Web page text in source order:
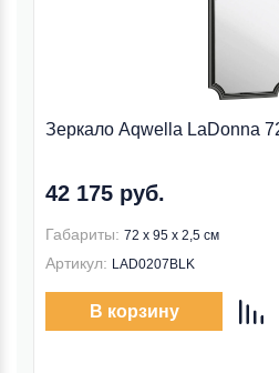
Зеркало Aqwella LaDonna
42 175 руб.
Габариты: 72 x 95 x 2,5 см
Артикул: LAD0207BLK
В корзину